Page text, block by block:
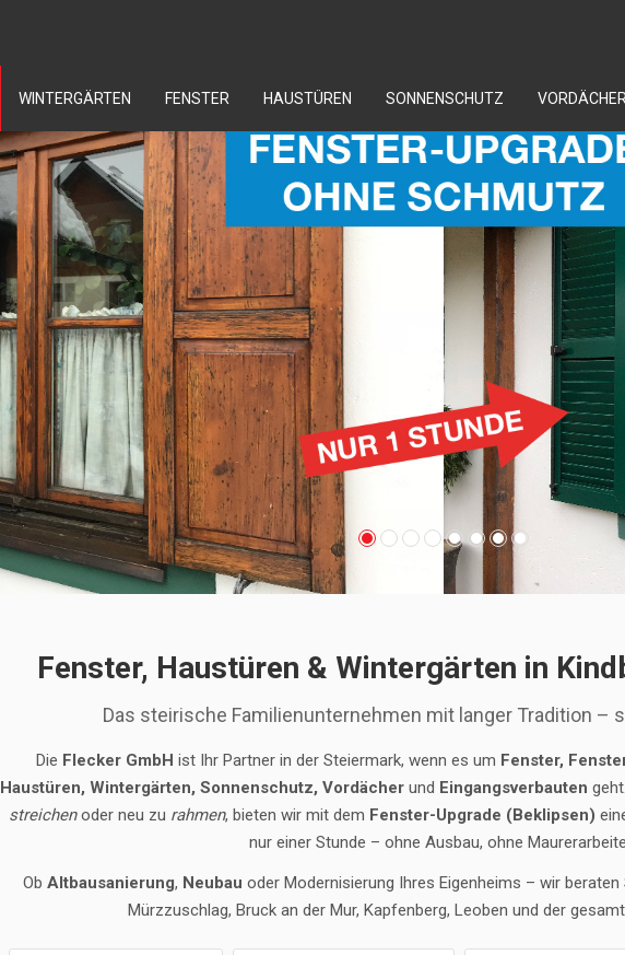
WINTERGÄRTEN FENSTER HAUSTÜREN SONNENSCHUTZ VORDÄCHER
Fenster, Haustüren & Wintergärten in
Das steirische Familienunternehmen mit langer Tradition –
Die Flecker GmbH ist Ihr Partner in der Steiermark, wenn es um Fenster,
Haustüren, Wintergärten, Sonnenschutz, Vordächer und Eingangsverbauten
streichenoder neu zu rahmen, bieten wir mit dem Fenster-Upgrade (Beklipsen)
nur einer Stunde – ohne Ausbau, ohne
Ob Altbausanierung, Neubau oder Modernisierung Ihres Eigenheims – wir
Mürzzuschlag, Bruck an der Mur, Kapfenberg, Leoben und der